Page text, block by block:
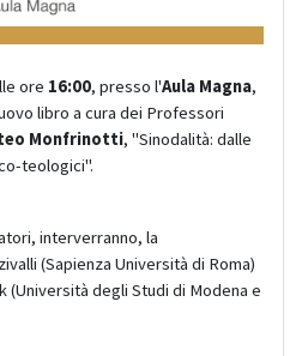
ore 16:00, presso l'Aula Magna,
libro a cura dei Professori
Monfrinotti, "Sinodalità: dalle
teologici".
interverranno, la
(Sapienza Università di Roma)
(Università degli Studi di Modena e